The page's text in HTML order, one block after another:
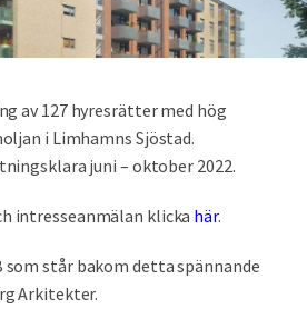
av 127 hyresrätter med hög
i Limhamns Sjöstad.
juni – oktober 2022.
intresseanmälan klicka här.
som står bakom detta spännande
Arkitekter.